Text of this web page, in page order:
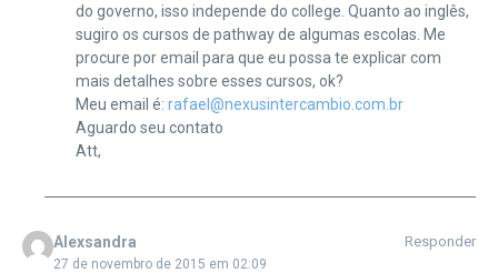
do governo, isso independe do college. Quanto ao inglês,
sugiro os cursos de pathway de algumas escolas. Me
procure por email para que eu possa te explicar com
mais detalhes sobre esses cursos, ok?
Meu email é: rafael@nexusintercambio.com.br
Aguardo seu contato
Att,
Alexsandra
27 de novembro de 2015 em 02:09
Responder